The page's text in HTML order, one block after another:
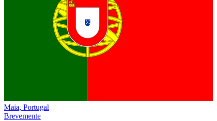
Maia, Portugal
Brevemente